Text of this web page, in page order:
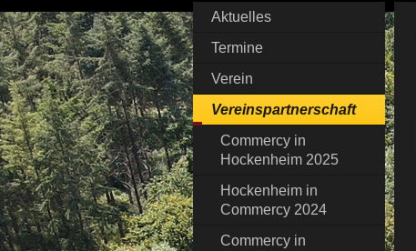
Aktuelles
Termine
Verein
Vereinspartnerschaft
Commercy in
Hockenheim 2025
Hockenheim in
Commercy 2024
Commercy in